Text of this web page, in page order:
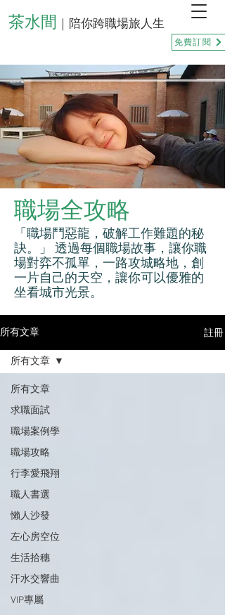
茶水間 ｜陪你跨職場旅人生
免費訂閱
職場全攻略
「職場鬥惡龍，破解工作難題的秘
訣。」 透過每個職場故事，讓你職
場對弈不孤單，一路攻城略地，創
一片自己的天空，讓你可以優雅的
坐看城市光景。
所有文章 註冊
所有文章
求職面試
職場案例學
職場攻略
行李愛飛翔
職人書選
懶人沙發
左心房空位
生活拾穗
汗水交響曲
VIP專屬
所有文章